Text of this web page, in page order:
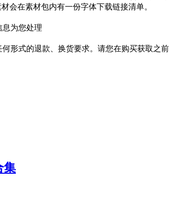
会在素材包内有一份字体下载链接清单。
为您处理
形式的退款、换货要求。请您在购买获取之
集